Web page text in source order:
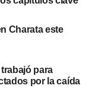
Charata este
para
por la caída